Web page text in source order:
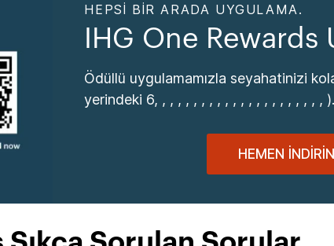
HEPSI BIR ARADA UYGULAMA.
IHG One Rewards
Ödüllü uygulamamızla seyahatinizi
yerindeki 6, , , , , , , , , , , , , , , , , , , , , ,
HEMEN İNDIRIN